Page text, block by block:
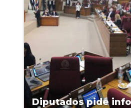
Diputados pide